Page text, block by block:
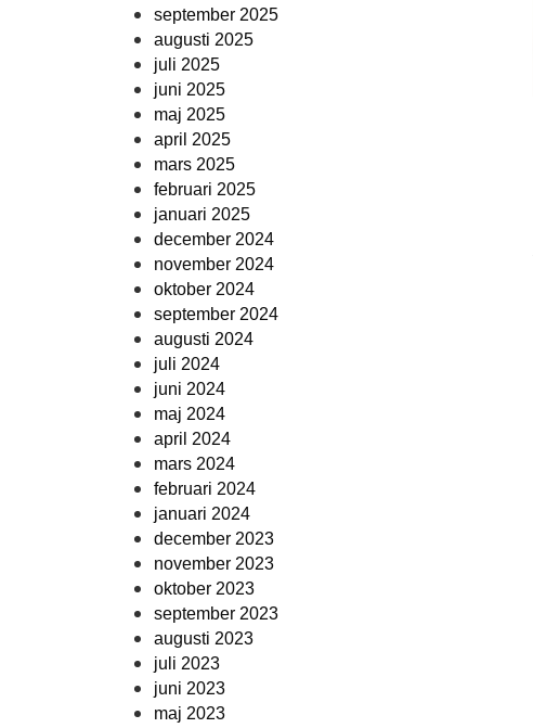
september 2025
augusti 2025
juli 2025
juni 2025
maj 2025
april 2025
mars 2025
februari 2025
januari 2025
december 2024
november 2024
oktober 2024
september 2024
augusti 2024
juli 2024
juni 2024
maj 2024
april 2024
mars 2024
februari 2024
januari 2024
december 2023
november 2023
oktober 2023
september 2023
augusti 2023
juli 2023
juni 2023
maj 2023